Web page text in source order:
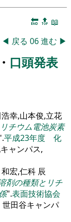
🔚 🔝 📖
◀ 戻る 06進む ▶
口頭発表
幸,山本俊,立花
チウム電池炭素
.平成23年度 化
ャンパス,
宏,仁科 辰
剤の種類とリチ
.表面技術協会
田谷キャンパ